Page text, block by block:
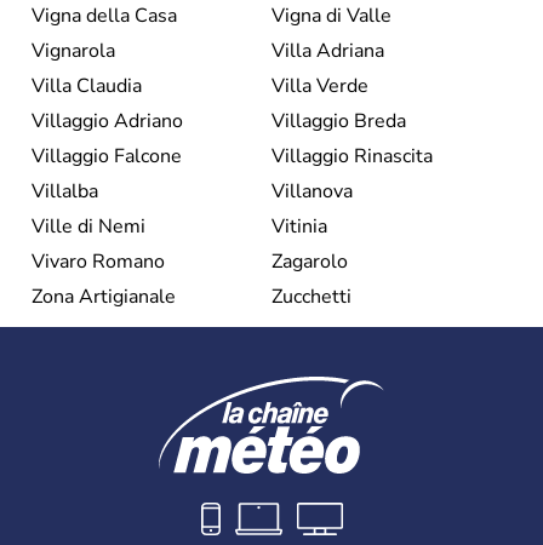
Vigna della Casa
Vigna di Valle
Vignarola
Villa Adriana
Villa Claudia
Villa Verde
Villaggio Adriano
Villaggio Breda
Villaggio Falcone
Villaggio Rinascita
Villalba
Villanova
Ville di Nemi
Vitinia
Vivaro Romano
Zagarolo
Zona Artigianale
Zucchetti